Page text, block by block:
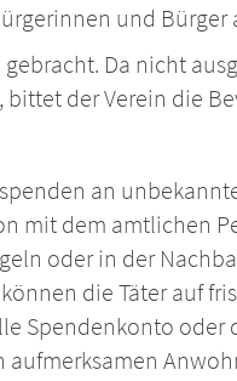
und Bürger
Da nicht
der Verein die
an
mit dem amtlichen
oder in der
die Täter auf
Spendenkonto oder